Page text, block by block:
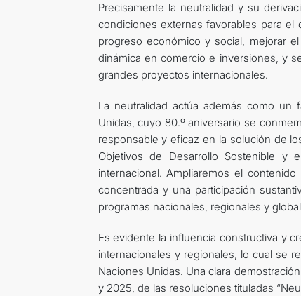
Precisamente la neutralidad y su
condiciones externas favorables para el
progreso económico y social, mejorar
dinámica en comercio e inversiones, y
grandes proyectos internacionales.
La neutralidad actúa además como un
Unidas, cuyo 80.º aniversario se
responsable y eficaz en la solución de
Objetivos de Desarrollo Sostenible y
internacional. Ampliaremos el
concentrada y una participación
programas nacionales, regionales y
Es evidente la influencia constructiva y
internacionales y regionales, lo cual se
Naciones Unidas. Una clara
y 2025, de las resoluciones tituladas